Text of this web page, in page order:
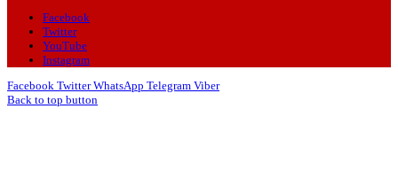
Facebook
Twitter
YouTube
Instagram
Facebook Twitter WhatsApp Telegram Viber
Back to top button